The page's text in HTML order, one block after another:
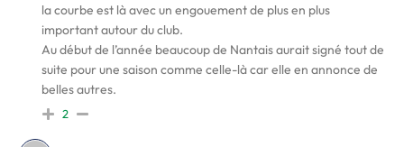
la courbe est là avec un engouement de plus en plus
important autour du club.
Au début de l’année beaucoup de Nantais aurait signé tout de
suite pour une saison comme celle-là car elle en annonce de
belles autres.
2